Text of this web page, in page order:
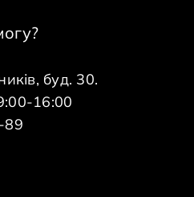
буд. 30.
16:00
89